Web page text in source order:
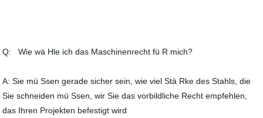
Q: Wie wä Hle ich das Maschinenrecht fü R mich?
A: Sie mü Ssen gerade sicher sein, wie viel Stä Rke des Stahls, die
Sie schneiden mü Ssen, wir Sie das vorbildliche Recht empfehlen,
das Ihren Projekten befestigt wird